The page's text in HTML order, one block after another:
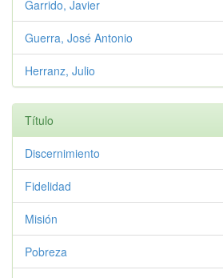
Garrido, Javier
Guerra, José Antonio
Herranz, Julio
Título
Discernimiento
Fidelidad
Misión
Pobreza